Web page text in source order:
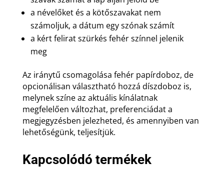
a névelőket és a kötőszavakat nem
számoljuk, a dátum egy szónak számít
a kért felirat szürkés fehér színnel jelenik
meg
Az iránytű csomagolása fehér papírdoboz, de
opcionálisan választható hozzá díszdoboz is,
melynek színe az aktuális kínálatnak
megfelelően változhat, preferenciádat a
megjegyzésben jelezheted, és amennyiben van
lehetőségünk, teljesítjük.
Kapcsolódó termékek